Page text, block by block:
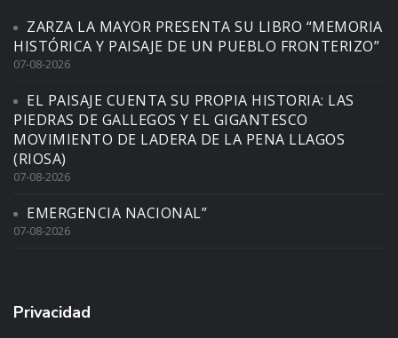
ZARZA LA MAYOR PRESENTA SU LIBRO “MEMORIA
HISTÓRICA Y PAISAJE DE UN PUEBLO FRONTERIZO”
07-08-2026
EL PAISAJE CUENTA SU PROPIA HISTORIA: LAS
PIEDRAS DE GALLEGOS Y EL GIGANTESCO
MOVIMIENTO DE LADERA DE LA PENA LLAGOS
(RIOSA)
07-08-2026
EMERGENCIA NACIONAL”
07-08-2026
Privacidad